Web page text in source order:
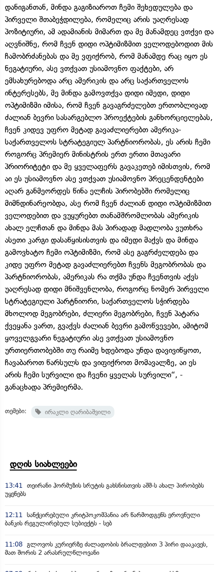
დანიგანთან, მინდა გაგიზიაროთ ჩემი შეხედულება და
პირველი შთაბეჭდილება, რომელიც არის უაღრესად
პოზიტიური, ამ ადამიანის მიმართ და მე მანამდეც ვთქვი და
აღვნიშნე, რომ ჩვენ დიდი ოპტიმიზმით ველოდებოდით მის
ჩამობრძანებას და მე ვფიქრობ, რომ მანამდე რაც იყო ეს
ნეგატიური, ასე ვთქვათ უსიამოვნო ფაქტები, არ
ემსახურებოდა არც ამერიკის და არც საქართველოს
ინტერესებს, მე მინდა გამოვთქვა დიდი იმედი, დიდი
ოპტიმიზმი იმისა, რომ ჩვენ გავაგრძელებთ ერთობლივად
ძალიან ბევრი სასარგებლო პროექტების განხორციელებას,
ჩვენ კიდევ უფრო მეტად გავაძლიერებთ ამერიკა-
საქართველოს სტრატეგიულ პარტნიორობას, ეს არის ჩემი
როგორც პრემიერ მინისტრის ერთ ერთი მთავარი
პრიორიტეტი და მე ყველაფერს გავაკეთებ იმისთვის, რომ
აი ეს უსიამოვნო ასე ვთქვათ უსიამოვნო პრეცენდენტები
აღარ განმეორდეს წინა ელჩის პირობებში რომელიც
მიმნდინარეობდა, ასე რომ ჩვენ ძალიან დიდი ოპტიმიზმით
ველოდებით და ვუყურებთ თანამშრომლობას ამერიკის
ახალ ელჩთან და მინდა მას პირადად მადლობა ვუთხრა
ასეთი კარგი დასაწყისისთვის და იმედი მაქვს და მინდა
გამოვხატო ჩემი ოპტიმიზმი, რომ ასე გაგრძელდება და
კიდე უფრო მეტად გავაძლიერებთ ჩვენს მეგობრობას და
პარტნიორობას, ამერიკას რა თქმა უნდა ჩვენთვის აქვს
უაღრესად დიდი მნიშვენლობა, როგორც ნომერ პირველი
სტრატეგიული პარტნიორი, საქართველოს სჭირდება
მხოლოდ მეგობრები, ძლიერი მეგობრები, ჩვენ პატარა
ქვეყანა ვართ, გვაქვს ძალიან ბევრი გამოწვევები, ამიტომ
ყოველგვარი ნეგატიური ასე ვთქვათ უსიამოვნო
ურთიერთობებში თუ რაიმე ხდებოდა უნდა დავივიწყოთ,
ჩავაბაროთ წარსულს და ვიფიქროთ მომავალზე, აი ეს
არის ჩემი სურვილი და ჩვენი ყველას სურვილი“, -
განაცხადა პრემიერმა.
თემები: ირაკლი ღარიბაშვილი
დღის სიახლეები
13:41
თეირანი ჰორმუზის სრუტის გახსნისთვის აშშ-ს ახალ პირობებს
უყენებს
12:11
სანქცირებული კრიტპოკომპანია არ წარმოდგენს ეროვნული
ბანკის რეგულირებულ სუბიექტს - სებ
11:08 გლოვოს კურიერზე ძალადობის ბრალდებით 3 პირი დააკავეს,
მათ შორის 2 არასრულწლოვანი